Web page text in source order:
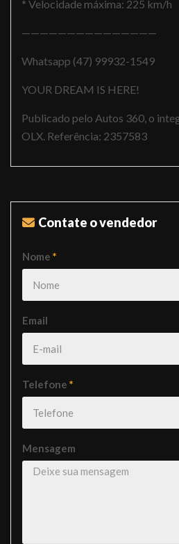
* Velocidade máxima: 225 km/h
———————————————
Whatsapp (47) 99932-1549
YOUR DREAM IS HERE!
Publicado pelo Autos 360, o
OLX. Referência: 2357583
Contate o vendedor
Nome *
Email
Telefone *
Mensagem